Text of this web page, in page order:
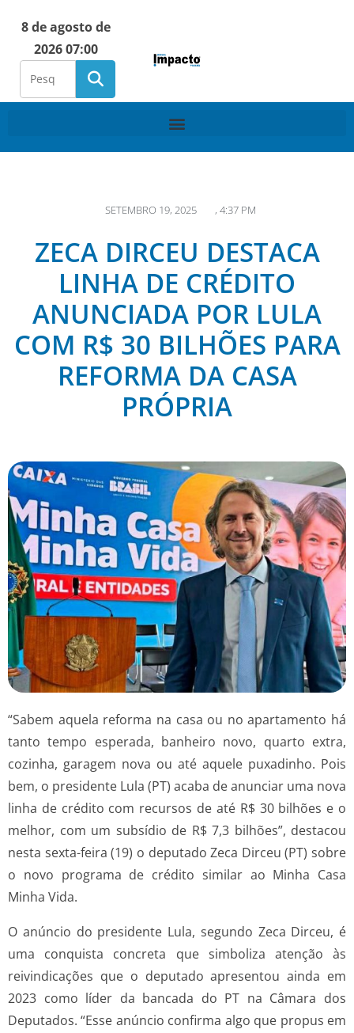
8 de agosto de
2026 07:00
SETEMBRO 19, 2025 , 4:37 PM
ZECA DIRCEU DESTACA
LINHA DE CRÉDITO
ANUNCIADA POR LULA
COM R$ 30 BILHÕES PARA
REFORMA DA CASA
PRÓPRIA
“Sabem aquela reforma na casa ou no apartamento há
tanto tempo esperada, banheiro novo, quarto extra,
cozinha, garagem nova ou até aquele puxadinho. Pois
bem, o presidente Lula (PT) acaba de anunciar uma nova
linha de crédito com recursos de até R$ 30 bilhões e o
melhor, com um subsídio de R$ 7,3 bilhões”, destacou
nesta sexta-feira (19) o deputado Zeca Dirceu (PT) sobre
o novo programa de crédito similar ao Minha Casa
Minha Vida.
O anúncio do presidente Lula, segundo Zeca Dirceu, é
uma conquista concreta que simboliza atenção às
reivindicações que o deputado apresentou ainda em
2023 como líder da bancada do PT na Câmara dos
Deputados. “Esse anúncio confirma algo que propus em